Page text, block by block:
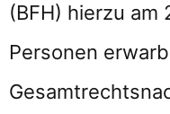
(BFH) hierzu am
Personen